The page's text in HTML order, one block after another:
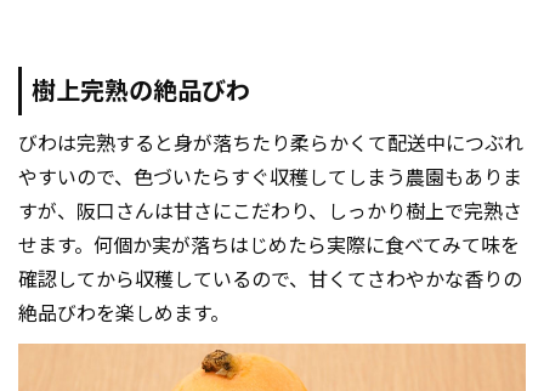
樹上完熟の絶品びわ
びわは完熟すると身が落ちたり柔らかくて配送中につぶれ
やすいので、色づいたらすぐ収穫してしまう農園もありま
すが、阪口さんは甘さにこだわり、しっかり樹上で完熟さ
せます。何個か実が落ちはじめたら実際に食べてみて味を
確認してから収穫しているので、甘くてさわやかな香りの
絶品びわを楽しめます。